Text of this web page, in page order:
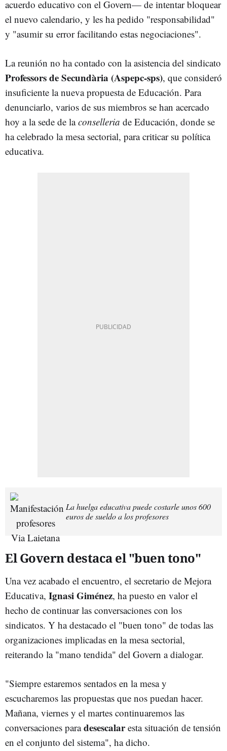
acuerdo educativo con el Govern— de intentar bloquear
el nuevo calendario, y les ha pedido "responsabilidad"
y "asumir su error facilitando estas negociaciones".
La reunión no ha contado con la asistencia del sindicato
Professors de Secundària (Aspepc-sps), que consideró
insuficiente la nueva propuesta de Educación. Para
denunciarlo, varios de sus miembros se han acercado
hoy a la sede de laconselleria de Educación, donde se
ha celebrado la mesa sectorial, para criticar su política
educativa.
La huelga educativa puede costarle unos 600
euros de sueldo a los profesores
El Govern destaca el "buen tono"
Una vez acabado el encuentro, el secretario de Mejora
Educativa, Ignasi Giménez, ha puesto en valor el
hecho de continuar las conversaciones con los
sindicatos. Y ha destacado el "buen tono" de todas las
organizaciones implicadas en la mesa sectorial,
reiterando la "mano tendida" del Govern a dialogar.
"Siempre estaremos sentados en la mesa y
escucharemos las propuestas que nos puedan hacer.
Mañana, viernes y el martes continuaremos las
conversaciones paradesescalaresta situación de tensión
en el conjunto del sistema", ha dicho.